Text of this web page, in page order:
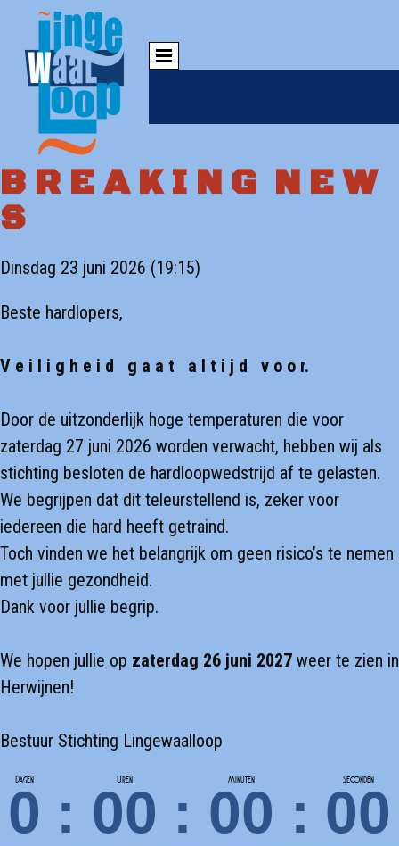
B R E A K I N G N E W
S
Dinsdag 23 juni 2026 (19:15)
Beste hardlopers,
V e i l i g h e i d g a a t a l t i j d v o o r.
Door de uitzonderlijk hoge temperaturen die voor
zaterdag 27 juni 2026 worden verwacht, hebben wij als
stichting besloten de hardloopwedstrijd af te gelasten.
We begrijpen dat dit teleurstellend is, zeker voor
iedereen die hard heeft getraind.
Toch vinden we het belangrijk om geen risico’s te nemen
met jullie gezondheid.
Dank voor jullie begrip.
We hopen jullie op zaterdag 26 juni 2027 weer te zien in
Herwijnen!
Bestuur Stichting Lingewaalloop
0 : 00 : 00 : 00